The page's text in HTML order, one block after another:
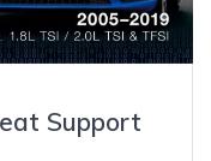
Support